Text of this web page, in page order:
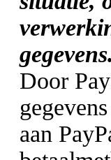
gegevens.
Door
aan